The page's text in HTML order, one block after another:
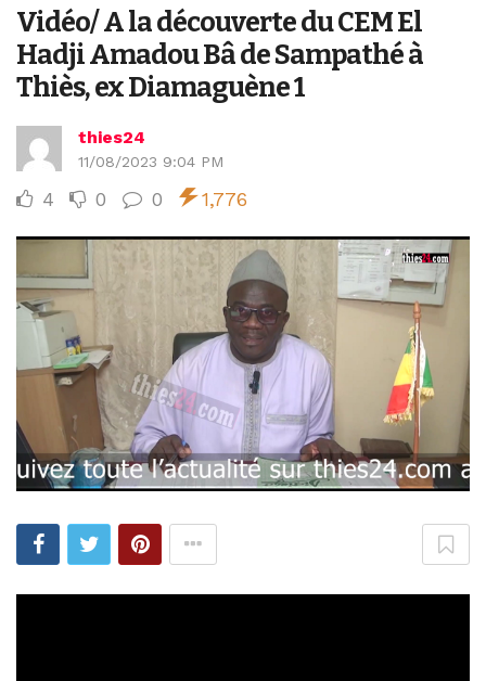
Vidéo/ A la découverte du CEM El
Hadji Amadou Bâ de Sampathé à
Thiès, ex Diamaguène 1
thies24
11/08/2023 9:04 PM
4 0 0 1,776